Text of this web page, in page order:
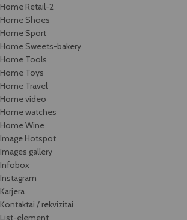
Home Retail-2
Home Shoes
Home Sport
Home Sweets-bakery
Home Tools
Home Toys
Home Travel
Home video
Home watches
Home Wine
Image Hotspot
Images gallery
Infobox
Instagram
Karjera
Kontaktai / rekvizitai
List-element